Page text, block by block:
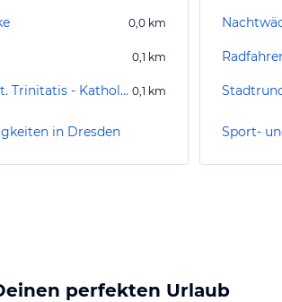
0,0 km
0,1 km
Kathedrale St. Trinitatis - Katholische Hofkirche 0,1 km
in Dresden
perfekten Urlaub